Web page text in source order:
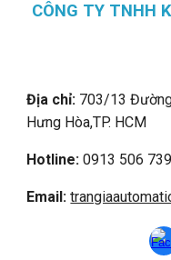
CÔNG TY TNHH
Địa chỉ: 703/13
Hưng Hòa,TP. HCM
Hotline: 0913 506
Email: